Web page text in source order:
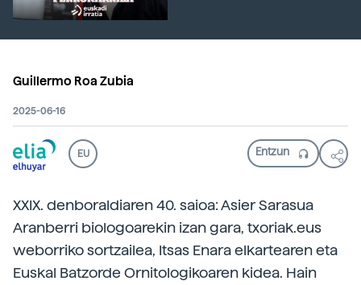
Guillermo Roa Zubia
2025-06-16
EU
XXIX. denboraldiaren 40. saioa: Asier Sarasua
Aranberri biologoarekin izan gara, txoriak.eus
weborriko sortzailea, Itsas Enara elkartearen eta
Euskal Batzorde Ornitologikoaren kidea. Hain